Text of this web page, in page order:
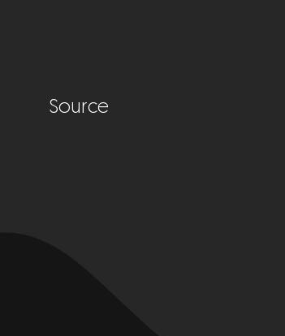
Source